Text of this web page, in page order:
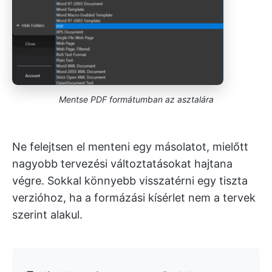
Mentse PDF formátumban az asztalára
Ne felejtsen el menteni egy másolatot, mielőtt
nagyobb tervezési változtatásokat hajtana
végre. Sokkal könnyebb visszatérni egy tiszta
verzióhoz, ha a formázási kísérlet nem a tervek
szerint alakul.